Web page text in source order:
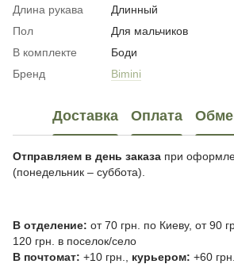
Длина рукава
Длинный
Пол
Для мальчиков
В комплекте
Боди
Бренд
Bimini
Доставка Оплата
Отправляем в день заказа при
(понедельник – суббота).
В отделение: от 70 грн. по Киеву, от 90
120 грн. в поселок/село
В почтомат: +10 грн., курьером: +60